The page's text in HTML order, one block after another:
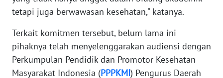
tetapi juga berwawasan kesehatan," katanya.
Terkait komitmen tersebut, belum lama ini
pihaknya telah menyelenggarakan audiensi dengan
Perkumpulan Pendidik dan Promotor Kesehatan
Masyarakat Indonesia (PPPKMI) Pengurus Daerah
SUMUT
WN
JAKARTA